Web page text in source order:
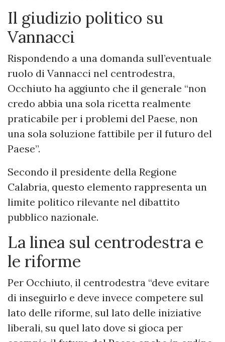
Il giudizio politico su
Vannacci
Rispondendo a una domanda sull’eventuale
ruolo di Vannacci nel centrodestra,
Occhiuto ha aggiunto che il generale “non
credo abbia una sola ricetta realmente
praticabile per i problemi del Paese, non
una sola soluzione fattibile per il futuro del
Paese”.
Secondo il presidente della Regione
Calabria, questo elemento rappresenta un
limite politico rilevante nel dibattito
pubblico nazionale.
La linea sul centrodestra e
le riforme
Per Occhiuto, il centrodestra “deve evitare
di inseguirlo e deve invece competere sul
lato delle riforme, sul lato delle iniziative
liberali, su quel lato dove si gioca per